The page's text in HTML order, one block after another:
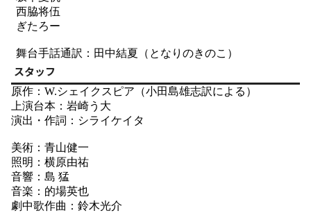
西脇将伍
ぎたろー
舞台手話通訳：田中結夏（となりのきのこ）
スタッフ
原作：W.シェイクスピア（小田島雄志訳による）
上演台本：岩崎う大
演出・作詞：シライケイタ
美術：青山健一
照明：横原由祐
音響：島 猛
音楽：的場英也
劇中歌作曲：鈴木光介